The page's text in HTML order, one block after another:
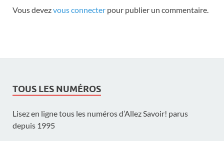
Vous devezvous connecter pour publier un commentaire.
TOUS LES NUMÉROS
Lisez en ligne tous les numéros d’Allez Savoir! parus
depuis 1995